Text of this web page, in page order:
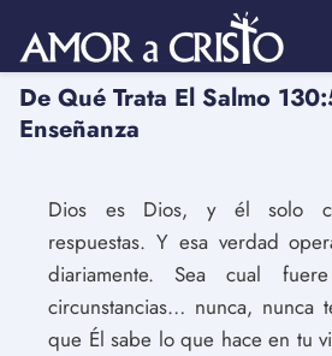
De Qué Trata El Salmo
Enseñanza
Dios es Dios, y él solo
respuestas. Y esa verdad
diariamente. Sea cual
circunstancias… nunca, nunca
que Él sabe lo que hace en tu